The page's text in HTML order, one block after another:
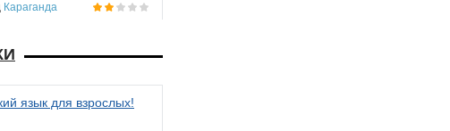
Караганда
язык для взрослых!